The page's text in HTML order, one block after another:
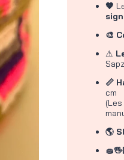
🤎
🎨
⚠
📏
cm
🌎